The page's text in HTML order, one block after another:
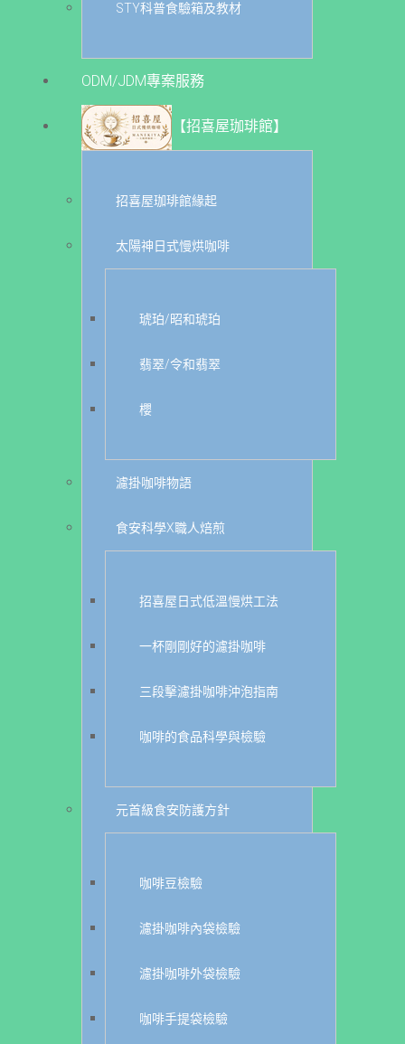
STY科普食驗箱及教材
ODM/JDM專案服務
【招喜屋珈琲館】
招喜屋珈琲館緣起
太陽神日式慢烘咖啡
琥珀/昭和琥珀
翡翠/令和翡翠
櫻
濾掛咖啡物語
食安科學X職人焙煎
招喜屋日式低溫慢烘工法
一杯剛剛好的濾掛咖啡
三段擊濾掛咖啡沖泡指南
咖啡的食品科學與檢驗
元首級食安防護方針
咖啡豆檢驗
濾掛咖啡內袋檢驗
濾掛咖啡外袋檢驗
咖啡手提袋檢驗